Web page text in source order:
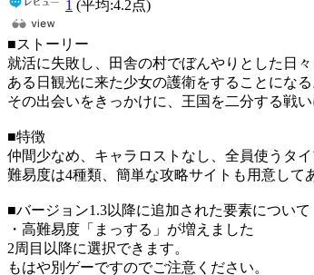
1 (平均:4.2点)
■ストーリー
就活に失敗し、田舎の村でぼんやりとした日々
ある日観光に来た少女の護衛をすることになる
その出会いをきっかけに、王国を二分する戦
■特徴
仲間少なめ、キャラロストなし、全員使うタイ
難易度は4種類、簡単な攻略サイトも用意して
■バージョン1.3以降に追加された要素について
・高難易度「まっする」が増えました
2周目以降に選択できます。
もはや別ゲーですのでご注意ください。